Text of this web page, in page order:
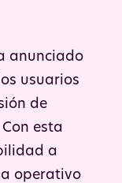
anunciado
usuarios
de
esta
a
operativo